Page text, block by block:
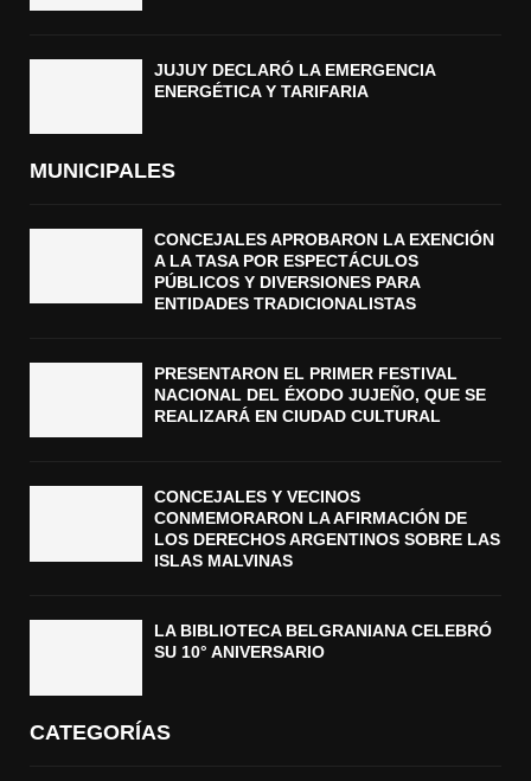
JUJUY DECLARÓ LA EMERGENCIA
ENERGÉTICA Y TARIFARIA
MUNICIPALES
CONCEJALES APROBARON LA EXENCIÓN
A LA TASA POR ESPECTÁCULOS
PÚBLICOS Y DIVERSIONES PARA
ENTIDADES TRADICIONALISTAS
PRESENTARON EL PRIMER FESTIVAL
NACIONAL DEL ÉXODO JUJEÑO, QUE SE
REALIZARÁ EN CIUDAD CULTURAL
CONCEJALES Y VECINOS
CONMEMORARON LA AFIRMACIÓN DE
LOS DERECHOS ARGENTINOS SOBRE LAS
ISLAS MALVINAS
LA BIBLIOTECA BELGRANIANA CELEBRÓ
SU 10° ANIVERSARIO
CATEGORÍAS